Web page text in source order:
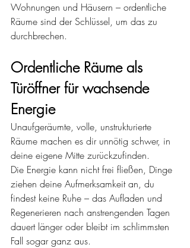
Wohnungen und Häusern – ordentliche
Räume sind der Schlüssel, um das zu
durchbrechen.
Ordentliche Räume als
Türöffner für wachsende
Energie
Unaufgeräumte, volle, unstrukturierte
Räume machen es dir unnötig schwer, in
deine eigene Mitte zurückzufinden.
Die Energie kann nicht frei fließen, Dinge
ziehen deine Aufmerksamkeit an, du
findest keine Ruhe – das Aufladen und
Regenerieren nach anstrengenden Tagen
dauert länger oder bleibt im schlimmsten
Fall sogar ganz aus.